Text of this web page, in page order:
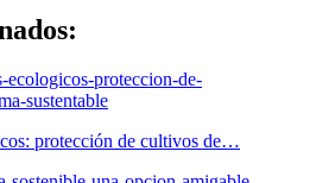
protección de cultivos de…